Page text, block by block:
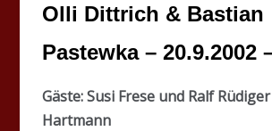
Olli Dittrich & Bastian
Pastewka – 20.9.2002
Gäste: Susi Frese und Ralf
Hartmann